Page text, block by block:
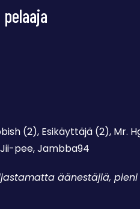
(2), Esikäyttäjä (2), Mr.
Jii-pee, Jambba94
äänestäjiä,